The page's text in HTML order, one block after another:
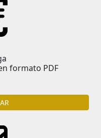
formato PDF